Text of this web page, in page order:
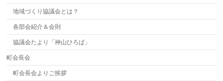
地域づくり協議会とは？
各部会紹介＆会則
協議会たより「神山ひろば」
町会長会
町会長会よりご挨拶